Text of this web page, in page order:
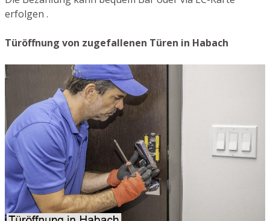
erfolgen .
Türöffnung von zugefallenen Türen in Habach